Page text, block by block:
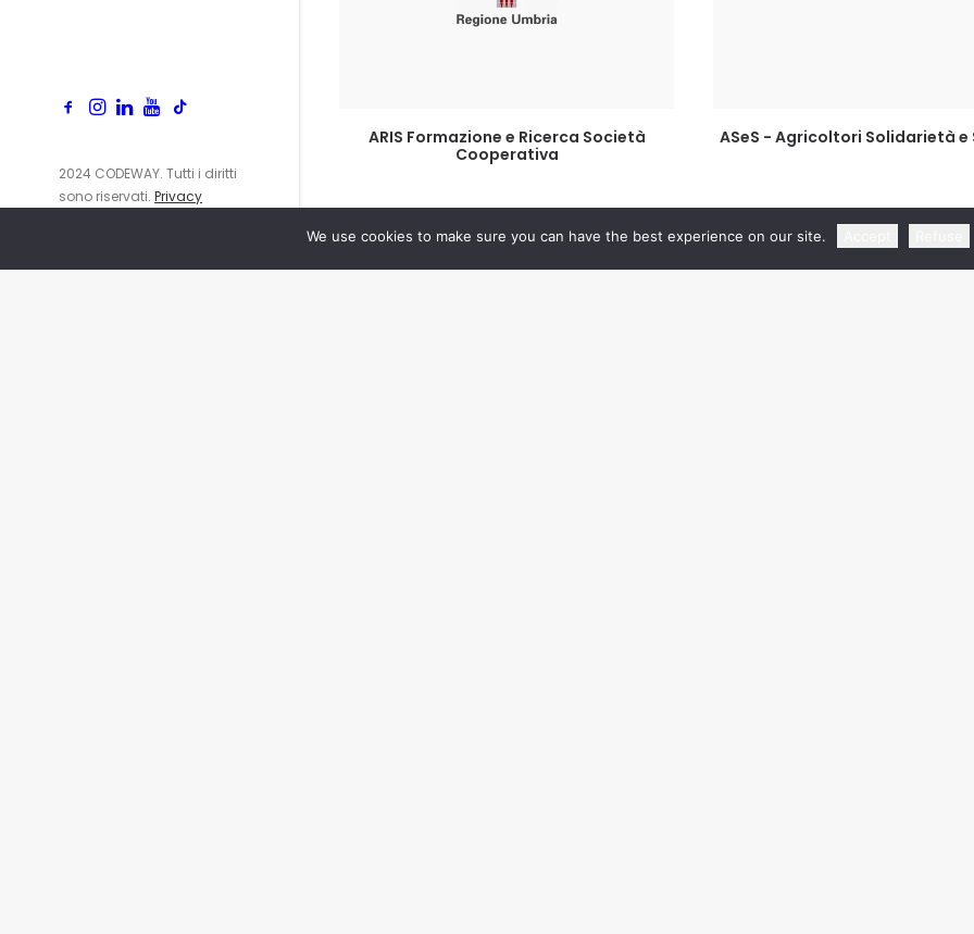
2024 CODEWAY. Tutti i diritti
sono riservati. Privacy
LEGGI TUTTO
ARIS Formazione e Ricerca Società
Cooperativa
LEGGI TUTTO
ASeS - Agricoltori Solidarietà e
We use cookies to make sure you can have the best experience on our site.